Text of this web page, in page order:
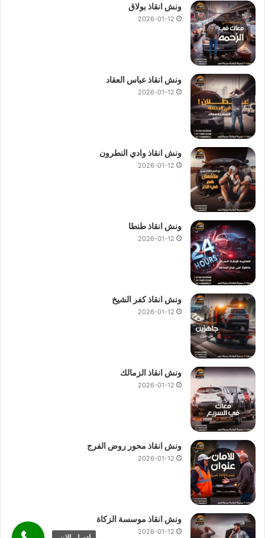
ونش انقاذ بولاق
2026-01-12
ونش انقاذ عباس العقاد
2026-01-12
ونش انقاذ وادي النطرون
2026-01-12
ونش انقاذ طنطا
2026-01-12
ونش انقاذ كفر الشيخ
2026-01-12
ونش انقاذ الزمالك
2026-01-12
ونش انقاذ محور روض الفرج
2026-01-12
ونش انقاذ موسسة الزكاة
2026-01-12